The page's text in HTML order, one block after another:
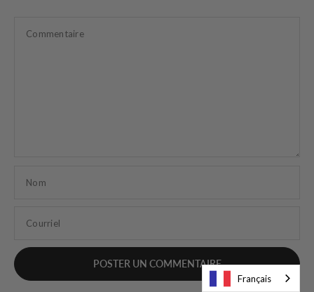
Commentaire
Nom
Courriel
Français